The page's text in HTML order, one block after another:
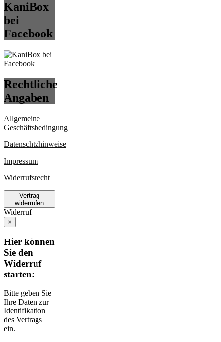
KaniBox
bei
Facebook
Rechtliche
Angaben
Allgemeine
Geschäftsbedingung
Datenschtzhinweise
Impressum
Widerrufsrecht
Vertrag
widerrufen
Widerruf
×
Hier können
Sie den
Widerruf
starten:
Bitte geben Sie
Ihre Daten zur
Identifikation
des Vertrags
ein.